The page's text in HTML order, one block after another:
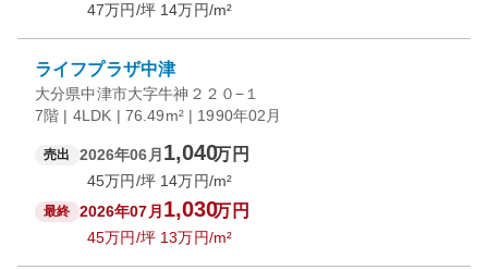
47万円/坪 14万円/m²
ライフプラザ中津
大分県中津市大字牛神２２０−１
7階 | 4LDK | 76.49m² | 1990年02月
売出 2026年06月 1,040万円
45万円/坪 14万円/m²
最終 2026年07月 1,030万円
45万円/坪 13万円/m²